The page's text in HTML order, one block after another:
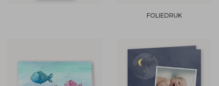
FOLIEDRUK